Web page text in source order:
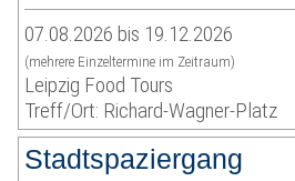
07.08.2026 bis 19.12.2026
(mehrere Einzeltermine im Zeitraum)
Leipzig Food Tours
Treff/Ort: Richard-Wagner-Platz
Stadtspaziergang